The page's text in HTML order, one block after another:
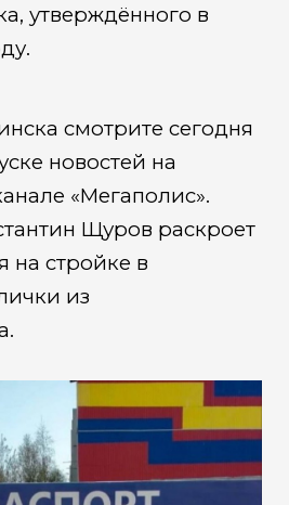
утверждённого в
смотрите сегодня
новостей на
«Мегаполис».
Щуров раскроет
на стройке в
из